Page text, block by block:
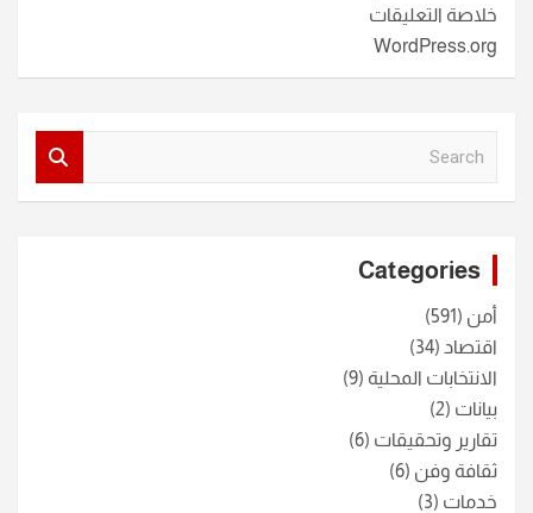
خلاصة التعليقات
WordPress.org
Categories
أمن (591)
اقتصاد (34)
الانتخابات المحلية (9)
بيانات (2)
تقارير وتحقيقات (6)
ثقافة وفن (6)
خدمات (3)